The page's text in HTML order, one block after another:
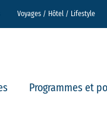
Voyages / Hôtel / Lifestyle
Programmes et